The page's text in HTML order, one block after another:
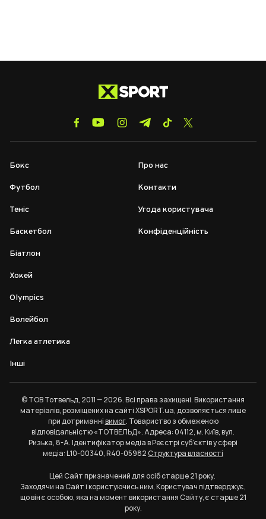
Бокс
Футбол
Теніс
Баскетбол
Біатлон
Хокей
Olympics
Волейбол
Легка атлетика
Інші
Про нас
Контакти
Угода користувача
Конфіденційність
© ТОВ Тотвельд, 2011 — 2026. Всі права захищені. Використання
матеріалів, розміщених на сайті XSPORT.ua, дозволяється лише
при дотриманнівимог. Товариство з обмеженою
відповідальністю «ТОТВЕЛЬД». Адреса: 04112, м. Київ, вул.
Ризька, 8-А. Ідентифікатор медіа в Реєстрі суб’єктів у сфері
медіа: L10-00340, R40-05982Структура власності
Цей Сайт призначений для осіб старше 21 року.
Заходячи на Сайт і користуючись ним, Користувач підтверджує,
що він є особою, яка на момент використання Сайту, є старше 21
року.